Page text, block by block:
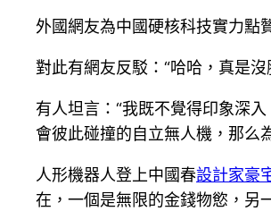
外國網友為中國硬核科技實力點
對此有網友反駁：“哈哈，真是
有人坦言：“我既不覺得印象深
會彼此碰撞的自立無人機，那么
人形機器人登上中國春設計家豪
在，一個是無限的金錢物慾，另